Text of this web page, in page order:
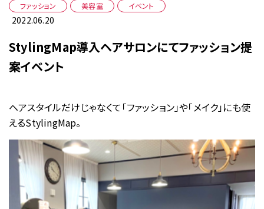
スタイリング診断 women's item
Styling Map検定・検定プログラム
検定プログラム・検定料について
検定の受検申し込み・受検の流れ
Styling Map活用事例一覧
企業の活用事例
販売・接客スタッフの方向け
学校の活用事例
専門学校の先生の方向け
学生の方向け
現役プロフェッショナルの活用事例
パーソナルスタイリストの方向け
Styling Map 認定校について
Stylistをさがす
過去のスタイリングマップコーデ
ファッション
美容室 イベント
2022.06.20
StylingMap導入ヘアサロンにてファッション提
案イベント
ヘアスタイルだけじゃなくて「ファッション」や「メイク」にも使
えるStylingMap。